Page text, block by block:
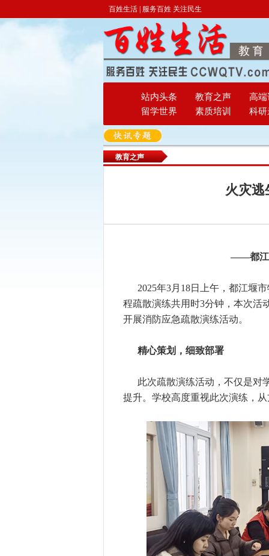
百姓生活 | 服务百姓 关注民生
站内头条 教育之声
高端
留学世界
素质培训 科研
教育之声
火灾
——都江
2025年3月18日上午，都江堰
程疏散演练共用时3分钟，本次活
开展消防应急疏散演练活动。
精心策划，细致部署
此次疏散演练活动，不仅是对
提升。学校高度重视此次演练，